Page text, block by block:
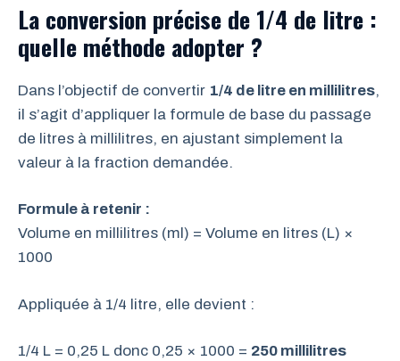
La conversion précise de 1/4 de litre :
quelle méthode adopter ?
Dans l’objectif de convertir 1/4 de litre en millilitres,
il s’agit d’appliquer la formule de base du passage
de litres à millilitres, en ajustant simplement la
valeur à la fraction demandée.
Formule à retenir :
Volume en millilitres (ml) = Volume en litres (L) ×
1000
Appliquée à 1/4 litre, elle devient :
1/4 L = 0,25 L donc 0,25 × 1000 = 250 millilitres